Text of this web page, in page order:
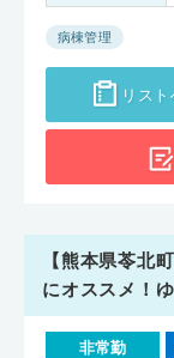
病棟管理
リス
【熊本県苓
にオススメ！
非常勤